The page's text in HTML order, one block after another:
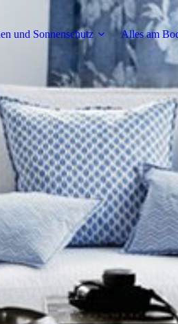
und Sonnenschutz Alles am